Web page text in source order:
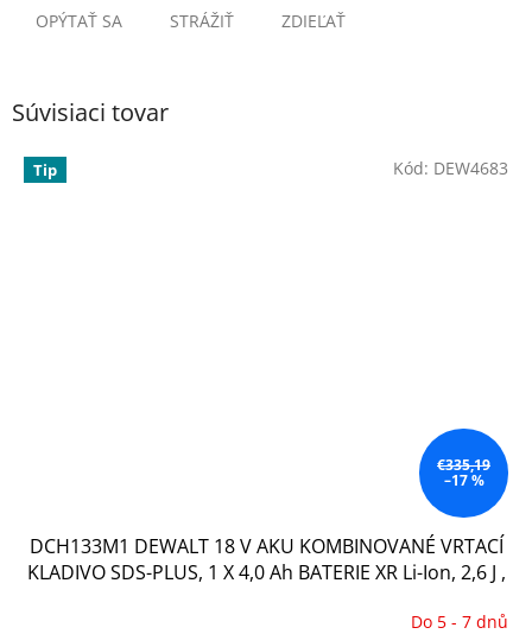
OPÝTAŤ SA STRÁŽIŤ ZDIEĽAŤ
Súvisiaci tovar
Tip
€335,19
–17 %
DCH133M1 DEWALT 18 V AKU KOMBINOVANÉ VRTACÍ
KLADIVO SDS-PLUS, 1 X 4,0 Ah BATERIE XR Li-Ion, 2,6 J ,
Do 5 - 7 dnů
Kód: DEW4683